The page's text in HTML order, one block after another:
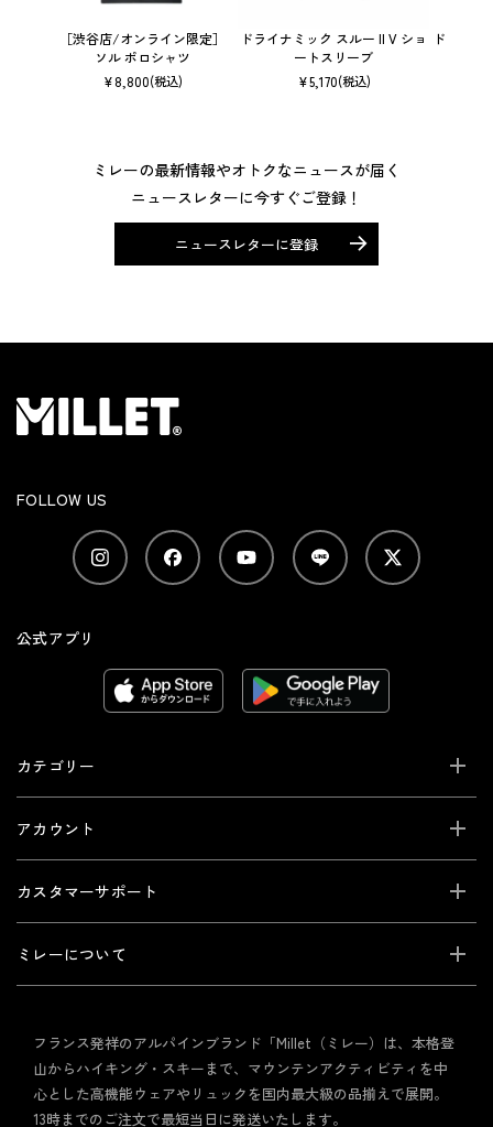
［渋谷店/オンライン限定］
ソル ポロシャツ
¥8,800(税込)
ドライナミック スルー II V ショ
ートスリーブ
¥5,170(税込)
ドライナ
ミレーの最新情報やオトクなニュースが届く
ニュースレターに今すぐご登録！
ニュースレターに登録
FOLLOW US
公式アプリ
カテゴリー
アカウント
カスタマーサポート
ミレーについて
フランス発祥のアルパインブランド「Millet（ミレー）は、本格登
山からハイキング・スキーまで、マウンテンアクティビティを中
心とした高機能ウェアやリュックを国内最大級の品揃えで展開。
13時までのご注文で最短当日に発送いたします。